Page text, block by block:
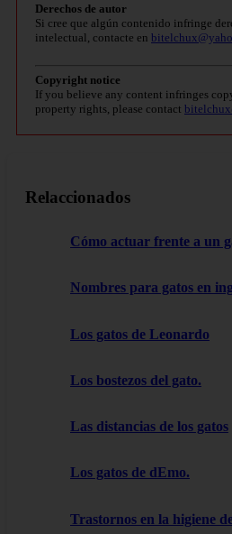
Derechos de autor
Si cree que algún contenido infringe
intelectual, contacte en
Copyright notice
If you believe any content infringes
property rights, please contact
Relaccionados
Cómo actuar frente a un
Nombres para gatos en
Los gatos de Leonardo
Los bostezos del gato.
Las distancias de los gatos
Los gatos de dEmo.
Trastornos en la higiene